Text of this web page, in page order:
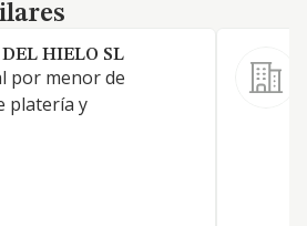
HIELO SL
por menor de
platería y